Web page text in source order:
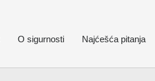
O sigurnosti Najćešća pitanja